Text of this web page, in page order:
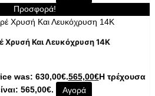
Προσφορά!
Χρυσή Και Λευκόχρυση 14Κ
was: 630,00€.565,00€Η τρέχουσα
565,00€.
Αγορά